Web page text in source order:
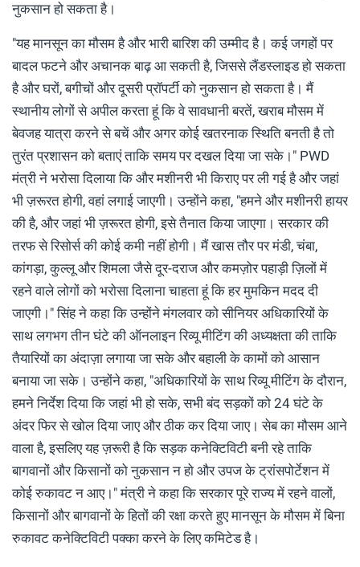
नुकसान हो सकता है।
"यह मानसून का मौसम है और भारी बारिश की उम्मीद है। कई जगहों पर
बादल फटने और अचानक बाढ़ आ सकती है, जिससे लैंडस्लाइड हो सकता
है और घरों, बगीचों और दूसरी प्रॉपर्टी को नुकसान हो सकता है। मैं
स्थानीय लोगों से अपील करता हूं कि वे सावधानी बरतें, खराब मौसम में
बेवजह यात्रा करने से बचें और अगर कोई खतरनाक स्थिति बनती है तो
तुरंत प्रशासन को बताएं ताकि समय पर दखल दिया जा सके।" PWD
मंत्री ने भरोसा दिलाया कि और मशीनरी भी किराए पर ली गई है और जहां
भी ज़रूरत होगी, वहां लगाई जाएगी। उन्होंने कहा, "हमने और मशीनरी हायर
की है, और जहां भी ज़रूरत होगी, इसे तैनात किया जाएगा। सरकार की
तरफ से रिसोर्स की कोई कमी नहीं होगी। मैं खास तौर पर मंडी, चंबा,
कांगड़ा, कुल्लू और शिमला जैसे दूर-दराज और कमज़ोर पहाड़ी ज़िलों में
रहने वाले लोगों को भरोसा दिलाना चाहता हूं कि हर मुमकिन मदद दी
जाएगी।" सिंह ने कहा कि उन्होंने मंगलवार को सीनियर अधिकारियों के
साथ लगभग तीन घंटे की ऑनलाइन रिव्यू मीटिंग की अध्यक्षता की ताकि
तैयारियों का अंदाज़ा लगाया जा सके और बहाली के कामों को आसान
बनाया जा सके। उन्होंने कहा, "अधिकारियों के साथ रिव्यू मीटिंग के दौरान,
हमने निर्देश दिया कि जहां भी हो सके, सभी बंद सड़कों को 24 घंटे के
अंदर फिर से खोल दिया जाए और ठीक कर दिया जाए। सेब का मौसम आने
वाला है, इसलिए यह ज़रूरी है कि सड़क कनेक्टिविटी बनी रहे ताकि
बागवानों और किसानों को नुकसान न हो और उपज के ट्रांसपोर्टेशन में
कोई रुकावट न आए।" मंत्री ने कहा कि सरकार पूरे राज्य में रहने वालों,
किसानों और बागवानों के हितों की रक्षा करते हुए मानसून के मौसम में बिना
रुकावट कनेक्टिविटी पक्का करने के लिए कमिटेड है।